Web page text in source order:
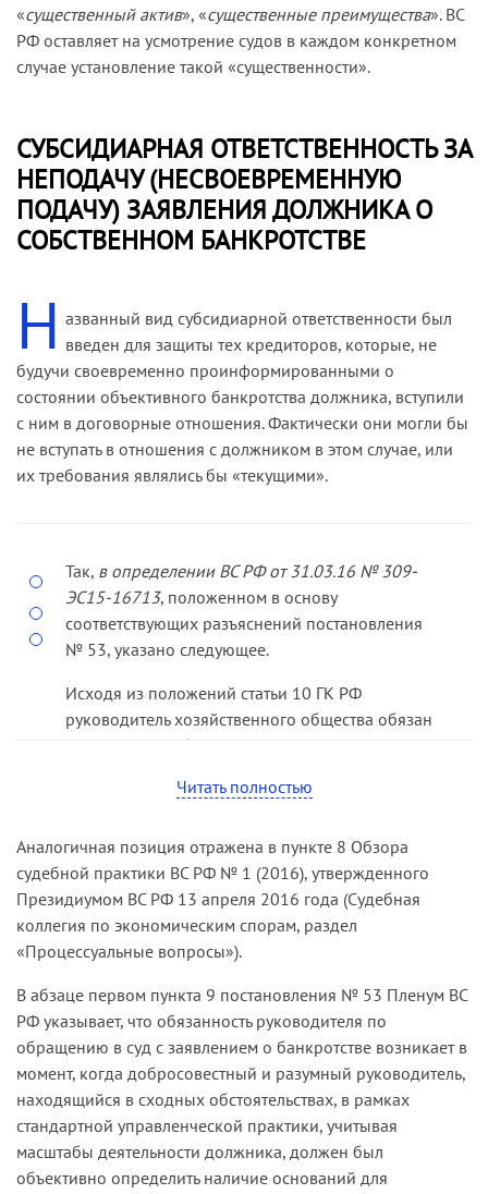
«существенный актив», «существенные преимущества». ВС
РФ оставляет на усмотрение судов в каждом конкретном
случае установление такой «существенности».
СУБСИДИАРНАЯ ОТВЕТСТВЕННОСТЬ ЗА
НЕПОДАЧУ (НЕСВОЕВРЕМЕННУЮ
ПОДАЧУ) ЗАЯВЛЕНИЯ ДОЛЖНИКА О
СОБСТВЕННОМ БАНКРОТСТВЕ
Н азванный вид субсидиарной ответственности был
введен для защиты тех кредиторов, которые, не
будучи своевременно проинформированными о
состоянии объективного банкротства должника, вступили
с ним в договорные отношения. Фактически они могли бы
не вступать в отношения с должником в этом случае, или
их требования являлись бы «текущими».
Так, в определении ВС РФ от 31.03.16 № 309-
ЭС15-16713, положенном в основу
соответствующих разъяснений постановления
№ 53, указано следующее.
Исходя из положений статьи 10 ГК РФ
руководитель хозяйственного общества обязан
действовать добросовестно не только по
лицу, но и по отношению к такой группе лиц,
учитывать права и законные интересы
последних, содействовать им, в том числе в
получении необходимой информации.
Применительно к гражданским договорным
требований Закона о банкротстве об
обращении в арбитражный суд с заявлением
должника о его собственном банкротстве
свидетельствует, по сути, о недобросовестном
сокрытии от кредиторов информации о
неудовлетворительном имущественном
положении юридического лица. Подобное
поведение руководителя влечет за собой
Читать полностью
Аналогичная позиция отражена в пункте 8 Обзора
судебной практики ВС РФ № 1 (2016), утвержденного
Президиумом ВС РФ 13 апреля 2016 года (Судебная
коллегия по экономическим спорам, раздел
«Процессуальные вопросы»).
В абзаце первом пункта 9 постановления № 53 Пленум ВС
РФ указывает, что обязанность руководителя по
обращению в суд с заявлением о банкротстве возникает в
момент, когда добросовестный и разумный руководитель,
находящийся в сходных обстоятельствах, в рамках
стандартной управленческой практики, учитывая
масштабы деятельности должника, должен был
объективно определить наличие оснований для